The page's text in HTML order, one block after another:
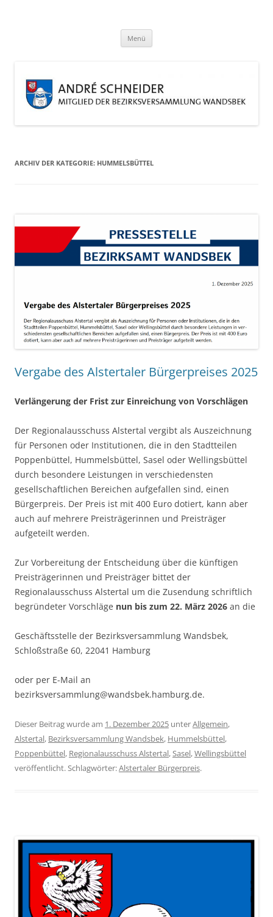
Menü
ARCHIV DER KATEGORIE: HUMMELSBÜTTEL
Vergabe des Alstertaler Bürgerpreises 2025
Verlängerung der Frist zur Einreichung von Vorschlägen
Der Regionalausschuss Alstertal vergibt als Auszeichnung
für Personen oder Institutionen, die in den Stadtteilen
Poppenbüttel, Hummelsbüttel, Sasel oder Wellingsbüttel
durch besondere Leistungen in verschiedensten
gesellschaftlichen Bereichen aufgefallen sind, einen
Bürgerpreis. Der Preis ist mit 400 Euro dotiert, kann aber
auch auf mehrere Preisträgerinnen und Preisträger
aufgeteilt werden.
Zur Vorbereitung der Entscheidung über die künftigen
Preisträgerinnen und Preisträger bittet der
Regionalausschuss Alstertal um die Zusendung schriftlich
begründeter Vorschläge nun bis zum 22. März 2026 an die
Geschäftsstelle der Bezirksversammlung Wandsbek,
Schloßstraße 60, 22041 Hamburg
oder per E-Mail an
bezirksversammlung@wandsbek.hamburg.de.
Dieser Beitrag wurde am 1. Dezember 2025 unterAllgemein,
Alstertal, Bezirksversammlung Wandsbek, Hummelsbüttel,
Poppenbüttel, Regionalausschuss Alstertal,Sasel,Wellingsbüttel
veröffentlicht. Schlagwörter:Alstertaler Bürgerpreis.